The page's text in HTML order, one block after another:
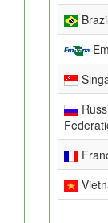
Brazil